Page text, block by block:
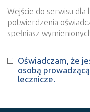
Wyszukaj produkt
Strona1 z 0
Wejście do serwisu
potwierdzenia
spełniasz
Oświadczam, że
osobą
lecznicze.